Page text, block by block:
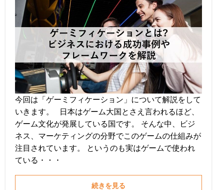
今回は「ゲーミフィケーション」について解説をして
いきます。 日本はゲーム大国とさえ言われるほど、
ゲーム文化が発展している国です。 そんな中、ビジ
ネス、マーケティングの分野でこのゲームの仕組みが
注目されています。 というのも実はゲームで使われ
ている・・・
続きを見る